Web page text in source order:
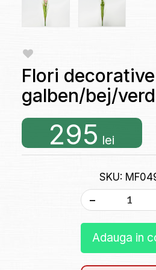
Flori
galben/bej/
295 lei
SKU:
-
Adauga in